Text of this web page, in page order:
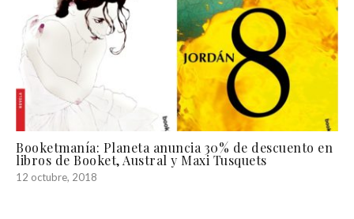
Booketmanía: Planeta anuncia 30% de descuento en
libros de Booket, Austral y Maxi Tusquets
12 octubre, 2018